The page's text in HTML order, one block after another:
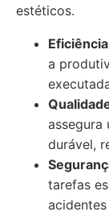
estéticos.
a
assegura
durável,
tarefas